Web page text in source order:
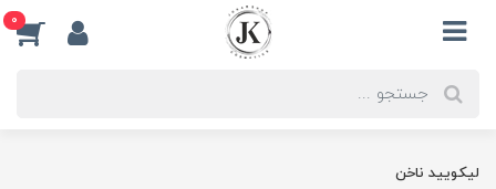
0
لیکویید ناخن